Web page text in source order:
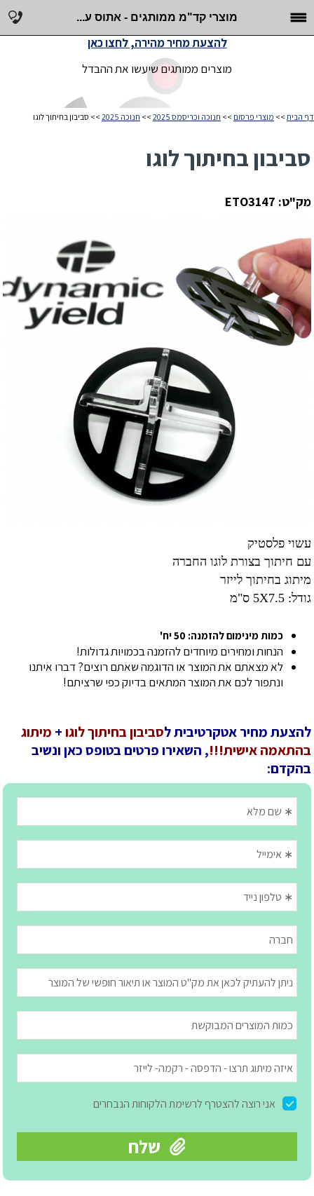
מוצרי קד"מ ממותגים - אתוס ע...
מוצרים ממותגים שיעשו את ההבדל
להצעת מחיר מהירה, לחצו כאן
דף הבית >> מוצרי פרסום >> חנוכה וכריסמס 2025 >> חנוכה 2025 >> סביבון בחיתוך לוגו
סביבון בחיתוך לוגו
מק"ט: ETO3147
עשוי פלסטיק
עם חיתוך בצורת לוגו החברה
מיתוג בחיתוך לייזר
גודל: 5X7.5 ס"מ
כמות מינימום להזמנה: 50 יח'
הנחות ומחירים מיוחדים להזמנה בכמויות גדולות!
לא מצאתם את המוצר או הדוגמה שאתם רוצים? דברו איתנו
ונתפור לכם את המוצר המתאים בדיוק כפי שרציתם!
להצעת מחיר אטקרטיבית לסביבון בחיתוך לוגו+ מיתוג
בהתאמה אישית!!!, השאירו פרטים בטופס כאן ונשיב
בהקדם: